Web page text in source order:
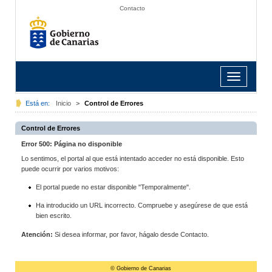
Contacto
Toggle
navigation
Está en: Inicio > Control de Errores
Control de Errores
Error 500: Página no disponible
Lo sentimos, el portal al que está intentado acceder no está disponible. Esto
puede ocurrir por varios motivos:
El portal puede no estar disponible "Temporalmente".
Ha introducido un URL incorrecto. Compruebe y asegúrese de que está
bien escrito.
Atención: Si desea informar, por favor, hágalo desde Contacto.
© Gobierno de Canarias